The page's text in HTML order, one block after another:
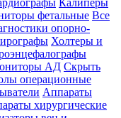
Калиперы
фетальные Все
опорно-
Холтеры и
АД Скрыть
операционные
Аппараты
хирургические